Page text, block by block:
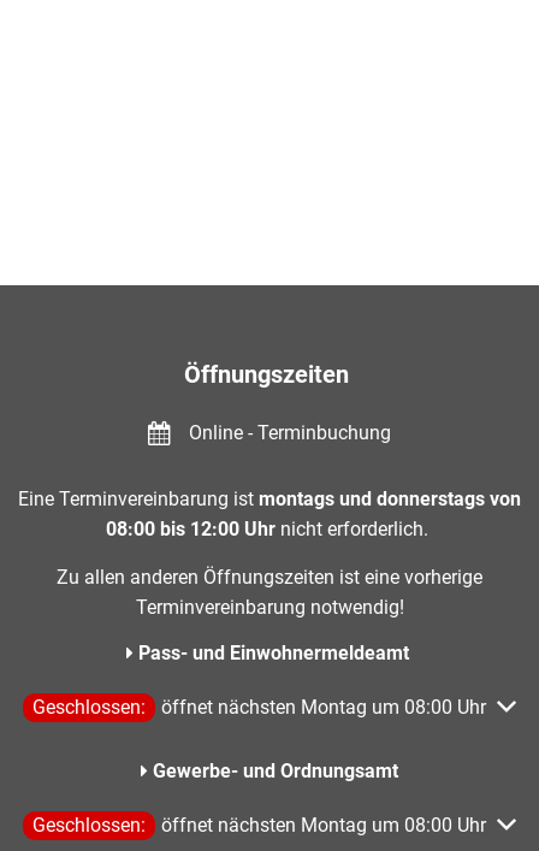
Öffnungszeiten
Online - Terminbuchung
Eine Terminvereinbarung ist montags und donnerstags von
08:00 bis 12:00 Uhr nicht erforderlich.
Zu allen anderen Öffnungszeiten ist eine vorherige
Terminvereinbarung notwendig!
Pass- und Einwohnermeldeamt
Klicken, um weitere Öffnungs- oder Schließzeiten
Geschlossen: öffnet nächsten Montag um 08:00 Uhr
Gewerbe- und Ordnungsamt
Klicken, um weitere Öffnungs- oder Schließzeiten
Geschlossen: öffnet nächsten Montag um 08:00 Uhr